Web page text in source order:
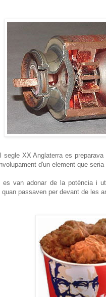
segle XX Anglaterra es
d'un element que
van adonar de la potència i
passaven per devant de les